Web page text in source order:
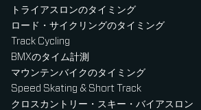
トライアスロンのタイミング
ロード・サイクリングのタイミング
Track Cycling
BMXのタイム計測
マウンテンバイクのタイミング
Speed Skating & Short Track
クロスカントリー・スキー・バイアスロン